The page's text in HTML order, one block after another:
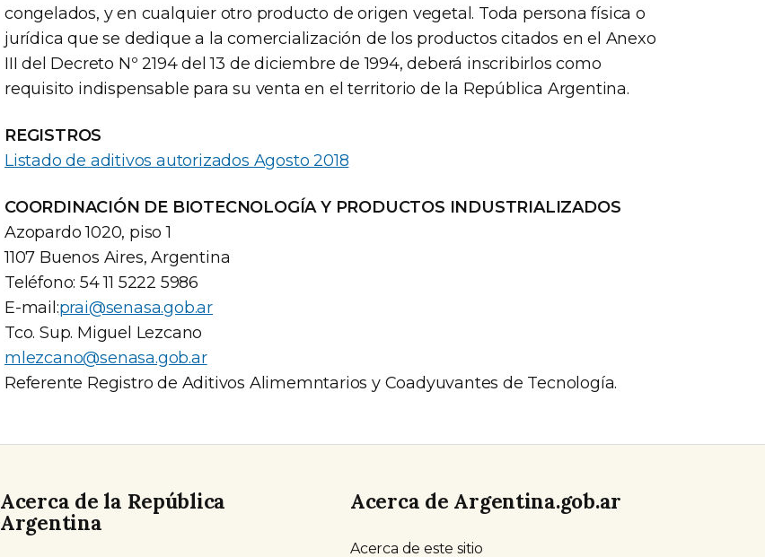
congelados, y en cualquier otro producto de origen vegetal. Toda persona física o
jurídica que se dedique a la comercialización de los productos citados en el Anexo
III del Decreto Nº 2194 del 13 de diciembre de 1994, deberá inscribirlos como
requisito indispensable para su venta en el territorio de la República Argentina.
REGISTROS
Listado de aditivos autorizados Agosto 2018
COORDINACIÓN DE BIOTECNOLOGÍA Y PRODUCTOS INDUSTRIALIZADOS
Azopardo 1020, piso 1
1107 Buenos Aires, Argentina
Teléfono: 54 11 5222 5986
E-mail:prai@senasa.gob.ar
Tco. Sup. Miguel Lezcano
mlezcano@senasa.gob.ar
Referente Registro de Aditivos Alimemntarios y Coadyuvantes de Tecnología.
Acerca de la República
Argentina
Acerca de Argentina.gob.ar
Acerca de este sitio